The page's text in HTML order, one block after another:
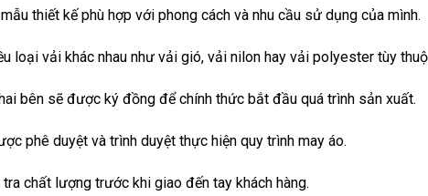
thiết kế phù hợp với phong cách và nhu cầu sử dụng của mình.
loại vải khác nhau như vải gió, vải nilon hay vải polyester tùy
bên sẽ được ký đồng để chính thức bắt đầu quá trình sản xuất.
phê duyệt và trình duyệt thực hiện quy trình may áo.
chất lượng trước khi giao đến tay khách hàng.